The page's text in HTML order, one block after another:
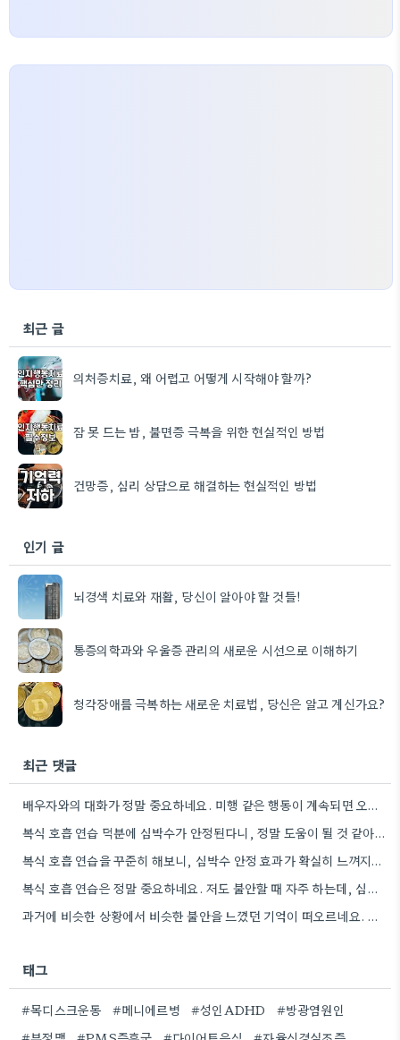
최근 글
의처증치료, 왜 어렵고 어떻게 시작해야 할까?
잠 못 드는 밤, 불면증 극복을 위한 현실적인 방법
건망증, 심리 상담으로 해결하는 현실적인 방법
인기 글
뇌경색 치료와 재활, 당신이 알아야 할 것들!
통증의학과와 우울증 관리의 새로운 시선으로 이해하기
청각장애를 극복하는 새로운 치료법, 당신은 알고 계신가요?
최근 댓글
배우자와의 대화가 정말 중요하네요. 미행 같은 행동이 계속되면 오히려 관계가 더 악화될 수 있을 것…
복식 호흡 연습 덕분에 심박수가 안정된다니, 정말 도움이 될 것 같아요. 저는 스트레스 받을 때…
복식 호흡 연습을 꾸준히 해보니, 심박수 안정 효과가 확실히 느껴지네요. 저도 오늘부터 시작해야겠습니다.
복식 호흡 연습은 정말 중요하네요. 저도 불안할 때 자주 하는데, 심박수 안정 효과가 확실히 느껴져서…
과거에 비슷한 상황에서 비슷한 불안을 느꼈던 기억이 떠오르네요. 그 당시 경험을 제대로 정리하지 못해서인지, 지금도…
태그
#목디스크운동 #메니에르병 #성인ADHD
#방광염원인